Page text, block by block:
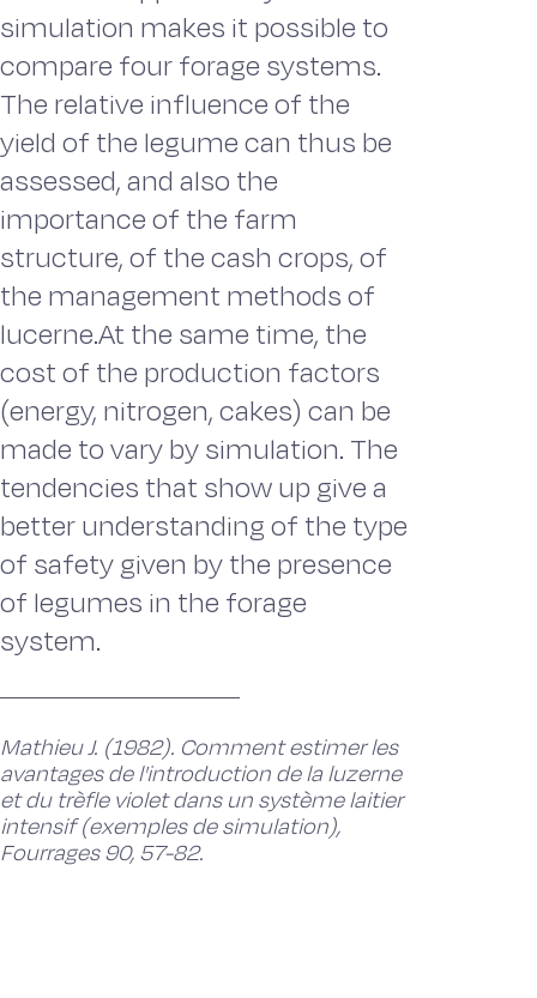
simulation makes it possible to
compare four forage systems.
The relative influence of the
yield of the legume can thus be
assessed, and also the
importance of the farm
structure, of the cash crops, of
the management methods of
lucerne.At the same time, the
cost of the production factors
(energy, nitrogen, cakes) can be
made to vary by simulation. The
tendencies that show up give a
better understanding of the type
of safety given by the presence
of legumes in the forage
system.
Mathieu J. (1982). Comment estimer les
avantages de l'introduction de la luzerne
et du trèfle violet dans un système laitier
intensif (exemples de simulation),
Fourrages 90, 57-82.